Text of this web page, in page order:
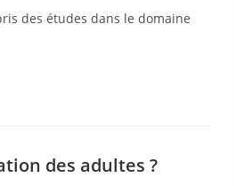
des études dans le domaine
des adultes ?